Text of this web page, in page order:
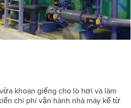
khoan giếng cho lò hơi và làm
chi phí vận hành nhà máy kể từ